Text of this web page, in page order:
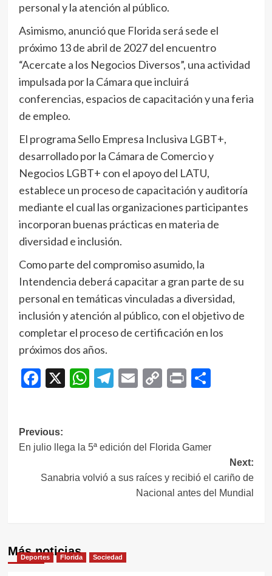
personal y la atención al público.
Asimismo, anunció que Florida será sede el
próximo 13 de abril de 2027 del encuentro
“Acercate a los Negocios Diversos”, una actividad
impulsada por la Cámara que incluirá
conferencias, espacios de capacitación y una feria
de empleo.
El programa Sello Empresa Inclusiva LGBT+,
desarrollado por la Cámara de Comercio y
Negocios LGBT+ con el apoyo del LATU,
establece un proceso de capacitación y auditoría
mediante el cual las organizaciones participantes
incorporan buenas prácticas en materia de
diversidad e inclusión.
Como parte del compromiso asumido, la
Intendencia deberá capacitar a gran parte de su
personal en temáticas vinculadas a diversidad,
inclusión y atención al público, con el objetivo de
completar el proceso de certificación en los
próximos dos años.
Facebook
X WhatsApp
Telegram
EmailCopy
Print
Navegación
de
entradas
Previous:
En julio llega la 5ª edición del Florida Gamer
Next:
Sanabria volvió a sus raíces y recibió el cariño de
Nacional antes del Mundial
Más noticias
Deportes Florida Sociedad